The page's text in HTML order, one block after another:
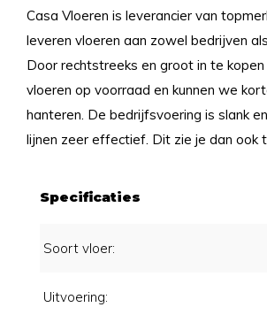
Casa Vloeren is leverancier van
leveren vloeren aan zowel bedrijven
Door rechtstreeks en groot in te
vloeren op voorraad en kunnen we
hanteren. De bedrijfsvoering is slank
lijnen zeer effectief. Dit zie je dan ook
Specificaties
Soort vloer:
Uitvoering: